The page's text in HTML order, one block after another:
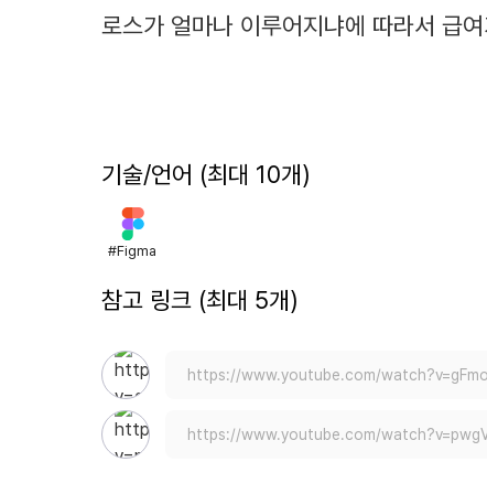
로스가 얼마나 이루어지냐에 따라서 급
기술/언어 (최대 10개)
#Figma
참고 링크 (최대 5개)
https://www.youtube.com/
https://www.youtube.com/